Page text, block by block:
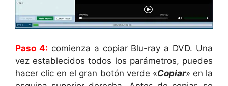
Paso 4: comienza a copiar Blu-ray a DVD. Una
vez establecidos todos los parámetros, puedes
hacer clic en el gran botón verde «Copiar» en la